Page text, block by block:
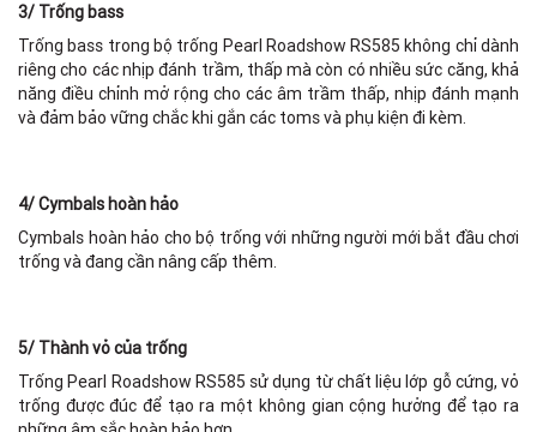
3/ Trống bass
Trống bass trong bộ trống Pearl Roadshow RS585 không chỉ dành
riêng cho các nhịp đánh trầm, thấp mà còn có nhiều sức căng, khả
năng điều chỉnh mở rộng cho các âm trầm thấp, nhịp đánh mạnh
và đảm bảo vững chắc khi gắn các toms và phụ kiện đi kèm.
4/ Cymbals hoàn hảo
Cymbals hoàn hảo cho bộ trống với những người mới bắt đầu chơi
trống và đang cần nâng cấp thêm.
5/ Thành vỏ của trống
Trống Pearl Roadshow RS585 sử dụng từ chất liệu lớp gỗ cứng, vỏ
trống được đúc để tạo ra một không gian cộng hưởng để tạo ra